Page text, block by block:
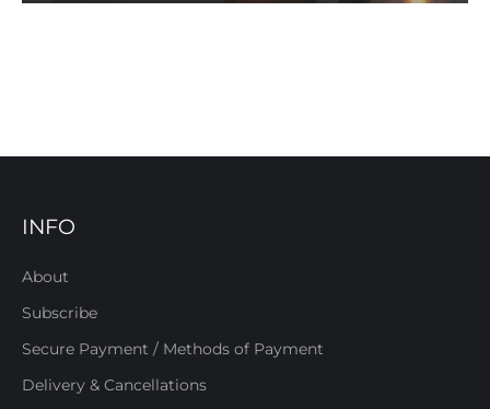
INFO
About
Subscribe
Secure Payment / Methods of Payment
Delivery & Cancellations